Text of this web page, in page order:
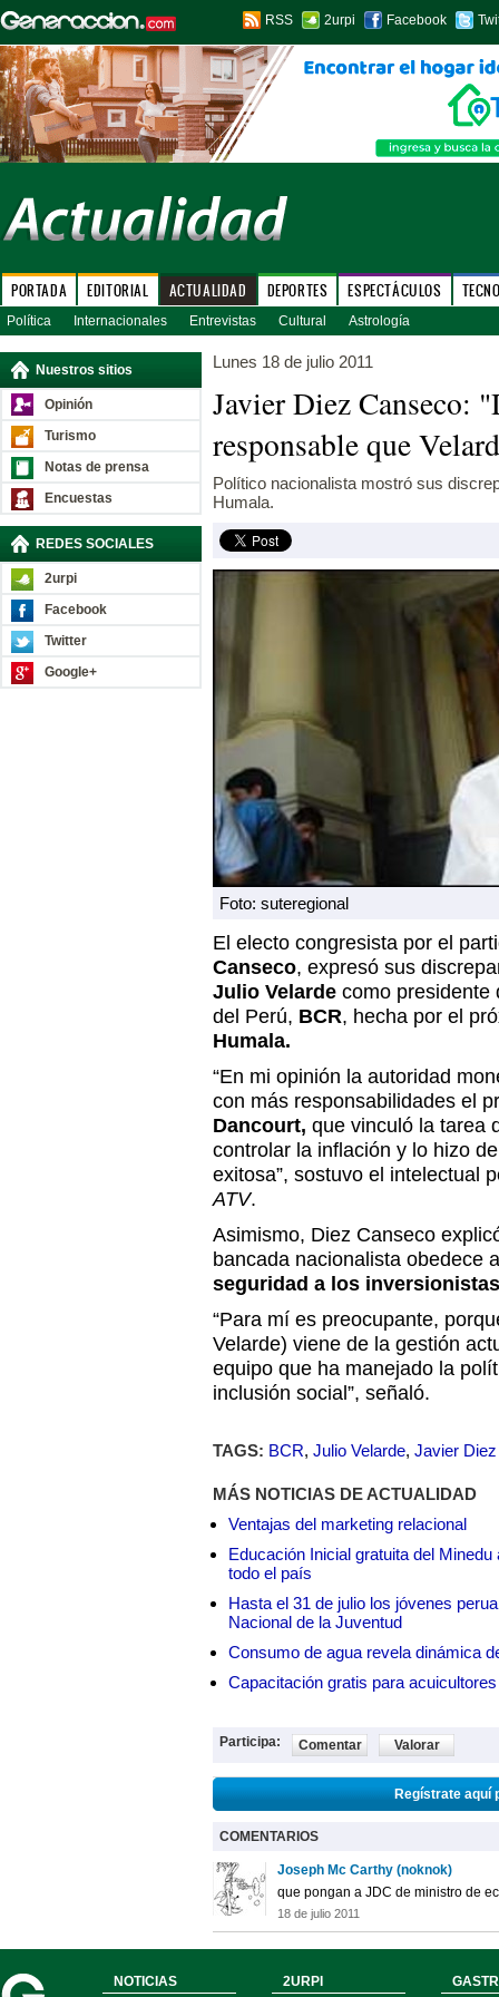
RSS 2urpi Facebook
PORTADA EDITORIAL ACTUALIDAD DEPORTES ESPECTÁCULOS
Política Internacionales Entrevistas Cultural Astrología
Nuestros sitios
Opinión
Turismo
Notas de prensa
Encuestas
REDES SOCIALES
2urpi
Facebook
Twitter
Google+
Lunes 18 de julio 2011
Javier Diez Canseco:
responsable que
Político nacionalista mostró sus
Humala.
Foto: suteregional
El electo congresista por el
Canseco, expresó sus
Julio Velarde como presidente
del Perú, BCR, hecha por el
Humala.
“En mi opinión la autoridad
con más responsabilidades el
Dancourt, que vinculó la tarea
controlar la inflación y lo hizo
exitosa”, sostuvo el intelectual
ATV.
Asimismo, Diez Canseco
bancada nacionalista obedece
seguridad a los
“Para mí es preocupante,
Velarde) viene de la gestión
equipo que ha manejado la
inclusión social”, señaló.
TAGS: BCR, Julio Velarde, Javier
MÁS NOTICIAS DE ACTUALIDAD
Ventajas del marketing relacional
Educación Inicial gratuita del
todo el país
Hasta el 31 de julio los jóvenes
Nacional de la Juventud
Consumo de agua revela dinámica
Capacitación gratis para
Participa: Comentar Valorar
Regístrate aquí
COMENTARIOS
Joseph Mc Carthy (noknok)
que pongan a JDC de ministro de
18 de julio 2011
NOTICIAS 2URPI